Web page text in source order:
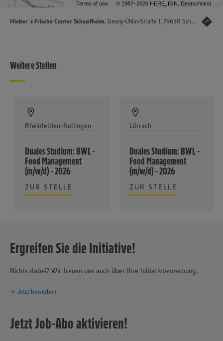
Terms of use © 1987–2026 HERE, IGN, Deutschland
Hieber´s Frische Center Schopfheim, Georg-Ühlin-Straße 1, 79650 Schopfheim
Weitere Stellen
Rheinfelden-Nollingen
Duales Studium: BWL -
Food Management
(m/w/d) - 2026
ZUR STELLE
Lörrach
Duales Studium: BWL -
Food Management
(m/w/d) - 2026
ZUR STELLE
Ergreifen Sie die Initiative!
Nichts dabei? Wir freuen uns auch über Ihre Initiativbewerbung.
Jetzt bewerben
Jetzt Job-Abo aktivieren!